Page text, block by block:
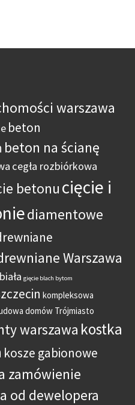
warszawa
beton
beton na ścianę
cegła rozbiórkowa
betonu cięcie i
diamentowe
Warszawa
gięcie blach bytom
kompleksowa
domów Trójmiasto
warszawa kostka
kosze gabionowe
zamówienie
od dewelopera